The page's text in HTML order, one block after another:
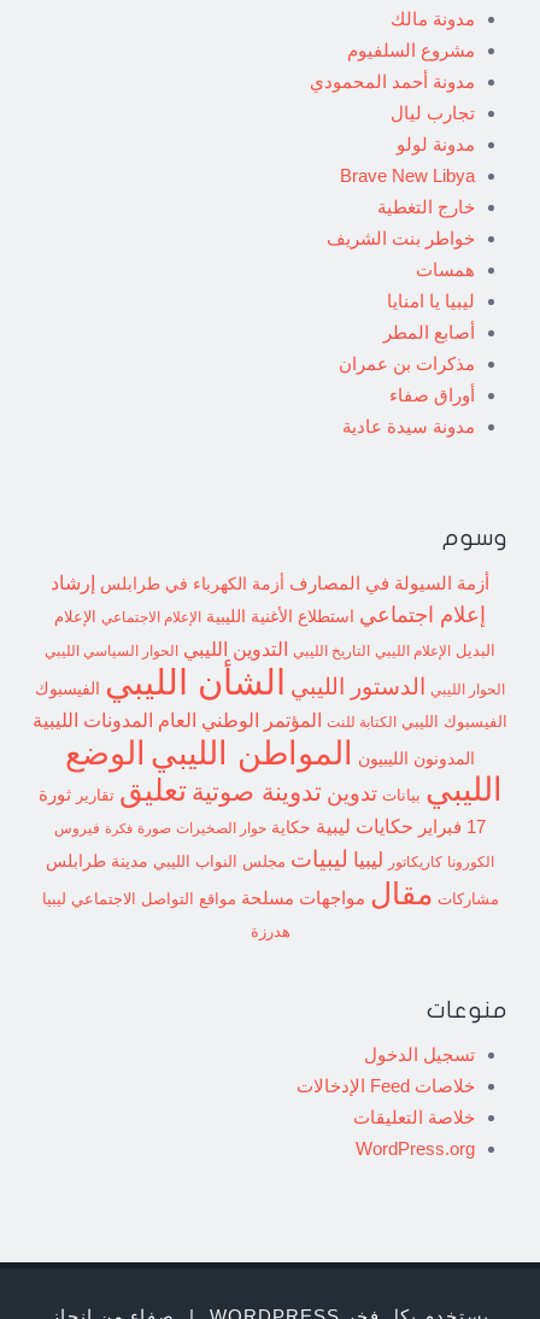
مدونة مالك
مشروع السلفيوم
مدونة أحمد المحمودي
تجارب ليال
مدونة لولو
Brave New Libya
خارج التغطية
خواطر بنت الشريف
همسات
ليبيا يا امنايا
أصابع المطر
مذكرات بن عمران
أوراق صفاء
مدونة سيدة عادية
وسوم
أزمة السيولة في المصارف أزمة الكهرباء في طرابلس إرشاد
إعلام اجتماعي استطلاع الأغنية الليبية الإعلام الاجتماعي
الإعلام
البديل الإعلام الليبي التاريخ الليبي التدوين الليبي الحوار السياسي الليبي
الحوار الليبي الدستور الليبي الشأن الليبي الفيسبوك
الفيسبوك الليبي الكتابة للنت المؤتمر الوطني العام المدونات الليبية
المدونون الليبيون المواطن الليبي الوضع
الليبي بيانات تدوين تدوينة صوتية تعليق تقارير
ثورة
17 فبراير
حكايات ليبية حكاية حوار الصخيرات صورة فكرة فيروس
الكورونا كاريكاتور ليبيا ليبيات مجلس النواب الليبي مدينة طرابلس
مشاركات مقال مواجهات مسلحة مواقع التواصل الاجتماعي ليبيا
هدرزة
منوعات
تسجيل الدخول
خلاصات Feed الإدخالات
خلاصة التعليقات
WordPress.org